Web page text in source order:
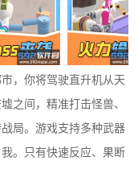
，你将驾驶直升机从天
之间，精准打击怪兽、
局。游戏支持多种武器
。只有快速反应、果断